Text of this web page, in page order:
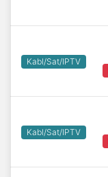
Kabl/Sat/IPTV
Kabl/Sat/IPTV